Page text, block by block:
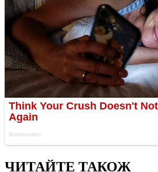
ЧИТАЙТЕ ТАКОЖ